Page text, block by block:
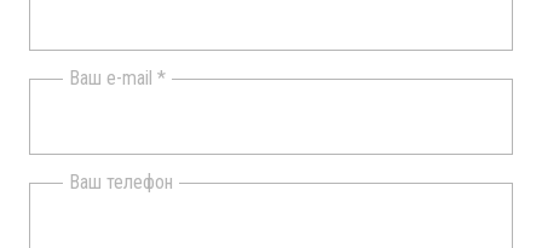
Ваш e-mail *
Ваш телефон